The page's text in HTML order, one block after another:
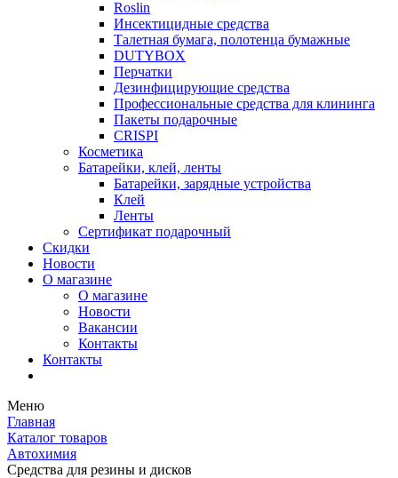
Roslin
Инсектицидные средства
Талетная бумага, полотенца бумажные
DUTYBOX
Перчатки
Дезинфицирующие средства
Профессиональные средства для клининга
Пакеты подарочные
CRISPI
Косметика
Батарейки, клей, ленты
Батарейки, зарядные устройства
Клей
Ленты
Сертификат подарочный
Скидки
Новости
О магазине
О магазине
Новости
Вакансии
Контакты
Контакты
Меню
Главная
Каталог товаров
Автохимия
Средства для резины и дисков